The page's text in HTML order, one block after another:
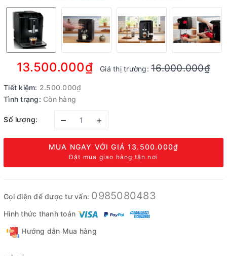
13.500.000₫ Giá thị trường:16.000.000₫
Tiết kiệm: 2.500.000₫
Tình trạng: Còn hàng
Số lượng: – +
MUA NGAY VỚI GIÁ13.500.000₫
Đặt mua giao hàng tận nơi
Gọi điện để được tư vấn: 0985080483
Hình thức thanh toán
Hướng dẫn Mua hàng